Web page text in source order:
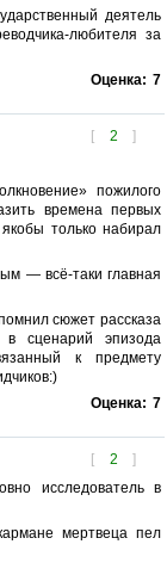
деятель
любителя за
Оценка: 7
[ 2 ]
пожилого
времена первых
только набирал
— всё-таки главная
сюжет рассказа
сценарий эпизода
к предмету
Оценка: 7
[ 2 ]
исследователь в
мертвеца пел